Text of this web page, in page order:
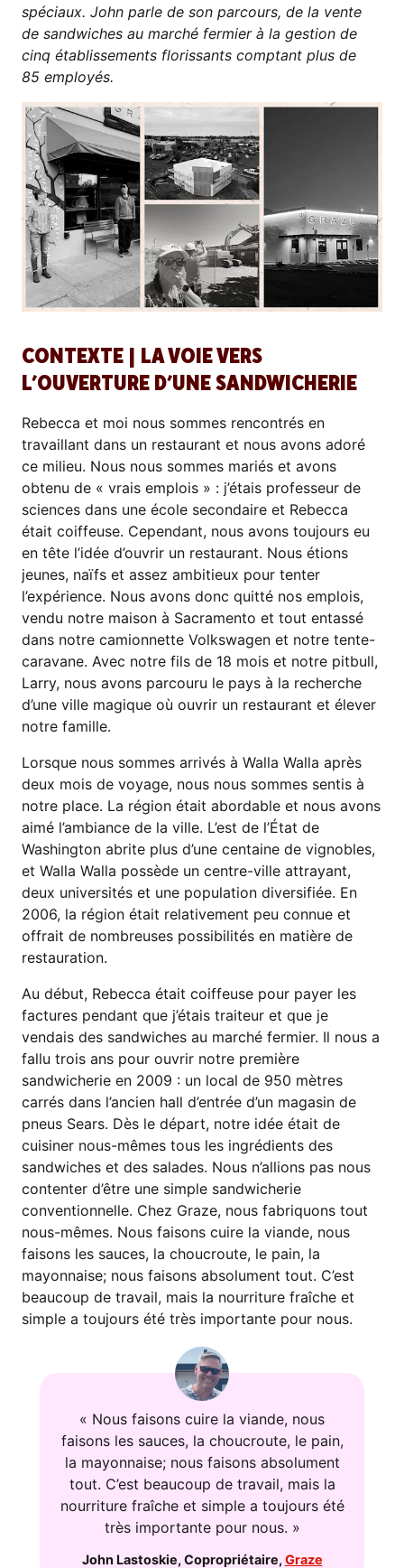
spéciaux. John parle de son parcours, de la vente
de sandwiches au marché fermier à la gestion de
cinq établissements florissants comptant plus de
85 employés.
CONTEXTE | LA VOIE VERS
L’OUVERTURE D’UNE SANDWICHERIE
Rebecca et moi nous sommes rencontrés en
travaillant dans un restaurant et nous avons adoré
ce milieu. Nous nous sommes mariés et avons
obtenu de « vrais emplois » : j’étais professeur de
sciences dans une école secondaire et Rebecca
était coiffeuse. Cependant, nous avons toujours eu
en tête l’idée d’ouvrir un restaurant. Nous étions
jeunes, naïfs et assez ambitieux pour tenter
l’expérience. Nous avons donc quitté nos emplois,
vendu notre maison à Sacramento et tout entassé
dans notre camionnette Volkswagen et notre tente-
caravane. Avec notre fils de 18 mois et notre pitbull,
Larry, nous avons parcouru le pays à la recherche
d’une ville magique où ouvrir un restaurant et élever
notre famille.
Lorsque nous sommes arrivés à Walla Walla après
deux mois de voyage, nous nous sommes sentis à
notre place. La région était abordable et nous avons
aimé l’ambiance de la ville. L’est de l’État de
Washington abrite plus d’une centaine de vignobles,
et Walla Walla possède un centre-ville attrayant,
deux universités et une population diversifiée. En
2006, la région était relativement peu connue et
offrait de nombreuses possibilités en matière de
restauration.
Au début, Rebecca était coiffeuse pour payer les
factures pendant que j’étais traiteur et que je
vendais des sandwiches au marché fermier. Il nous a
fallu trois ans pour ouvrir notre première
sandwicherie en 2009 : un local de 950 mètres
carrés dans l’ancien hall d’entrée d’un magasin de
pneus Sears. Dès le départ, notre idée était de
cuisiner nous-mêmes tous les ingrédients des
sandwiches et des salades. Nous n’allions pas nous
contenter d’être une simple sandwicherie
conventionnelle. Chez Graze, nous fabriquons tout
nous-mêmes. Nous faisons cuire la viande, nous
faisons les sauces, la choucroute, le pain, la
mayonnaise; nous faisons absolument tout. C’est
beaucoup de travail, mais la nourriture fraîche et
simple a toujours été très importante pour nous.
« Nous faisons cuire la viande, nous
faisons les sauces, la choucroute, le pain,
la mayonnaise; nous faisons absolument
tout. C’est beaucoup de travail, mais la
nourriture fraîche et simple a toujours été
très importante pour nous. »
John Lastoskie, Copropriétaire, Graze